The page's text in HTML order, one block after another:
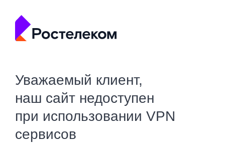
Уважаемый клиент,
наш сайт недоступен
при использовании VPN
сервисов